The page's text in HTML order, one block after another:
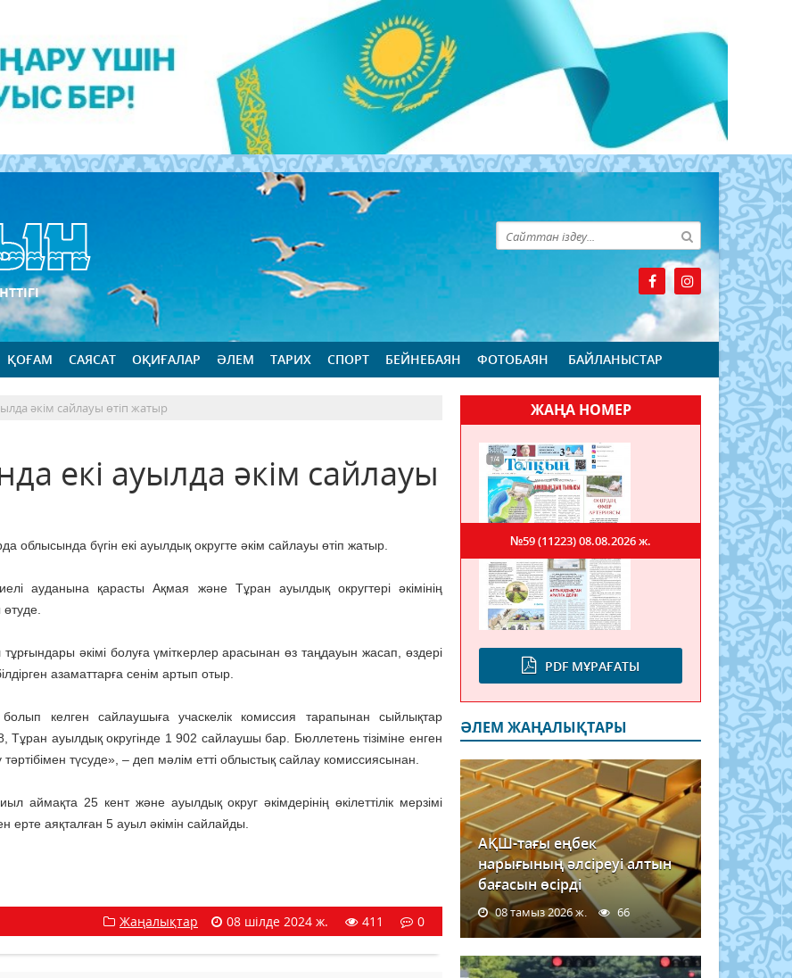
ҚОҒАМ САЯСАТ ОҚИҒАЛАР ӘЛЕМ ТАРИХ СПОРТ БЕЙНЕБАЯН ФОТОБАЯН БАЙЛАНЫСТАР
әкім сайлауы өтіп жатыр
екі ауылда әкім сайлауы
облысында бүгін екі ауылдық округте әкім сайлауы өтіп жатыр.
ауданына қарасты Ақмая және Тұран ауылдық округтері әкімінің
тұрғындары әкімі болуға үміткерлер арасынан өз таңдауын жасап, өздері
азаматтарға сенім артып отыр.
келген сайлаушыға учаскелік комиссия тарапынан сыйлықтар
Тұран ауылдық округінде 1 902 сайлаушы бар. Бюллетень тізіміне енген
түсуде», – деп мәлім етті облыстық сайлау комиссиясынан.
25 кент және ауылдық округ әкімдерінің өкілеттілік мерзімі
ерте аяқталған 5 ауыл әкімін сайлайды.
Жаңалықтар 08 шілде 2024 ж. 411 0
ЖАҢА НОМЕР
PDF МҰРАҒАТЫ
№59 (11223)08.08.2026 ж.
ӘЛЕМ ЖАҢАЛЫҚТАРЫ
АҚШ-тағы еңбек
нарығының әлсіреуі алтын
бағасын өсірді
08 тамыз 2026 ж. 66